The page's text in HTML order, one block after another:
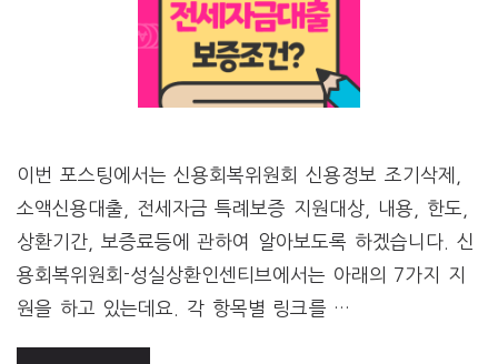
이번 포스팅에서는 신용회복위원회 신용정보 조기삭제,
소액신용대출, 전세자금 특례보증 지원대상, 내용, 한도,
상환기간, 보증료등에 관하여 알아보도록 하겠습니다. 신
용회복위원회-성실상환인센티브에서는 아래의 7가지 지
원을 하고 있는데요. 각 항목별 링크를 …